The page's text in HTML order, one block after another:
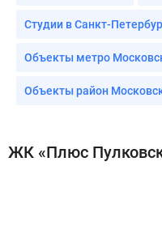
Студии в Санкт-
Объекты метро
Объекты район
ЖК «Плюс